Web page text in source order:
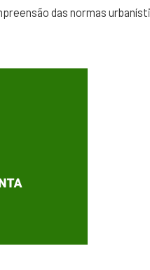
das normas